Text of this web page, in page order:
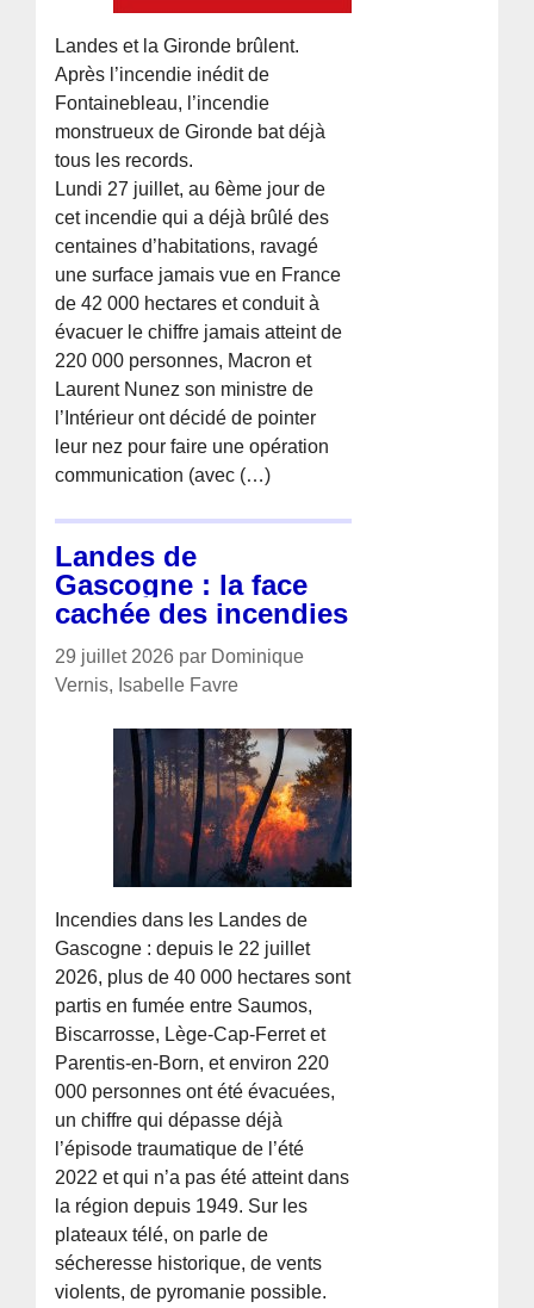
Landes et la Gironde brûlent.
Après l’incendie inédit de
Fontainebleau, l’incendie
monstrueux de Gironde bat déjà
tous les records.
Lundi 27 juillet, au 6ème jour de
cet incendie qui a déjà brûlé des
centaines d’habitations, ravagé
une surface jamais vue en France
de 42 000 hectares et conduit à
évacuer le chiffre jamais atteint de
220 000 personnes, Macron et
Laurent Nunez son ministre de
l’Intérieur ont décidé de pointer
leur nez pour faire une opération
communication (avec (…)
Landes de
Gascogne : la face
cachée des incendies
29 juillet 2026 par Dominique
Vernis, Isabelle Favre
Incendies dans les Landes de
Gascogne : depuis le 22 juillet
2026, plus de 40 000 hectares sont
partis en fumée entre Saumos,
Biscarrosse, Lège-Cap-Ferret et
Parentis-en-Born, et environ 220
000 personnes ont été évacuées,
un chiffre qui dépasse déjà
l’épisode traumatique de l’été
2022 et qui n’a pas été atteint dans
la région depuis 1949. Sur les
plateaux télé, on parle de
sécheresse historique, de vents
violents, de pyromanie possible.